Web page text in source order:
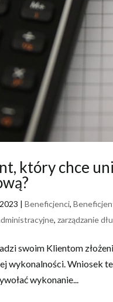
który chce
|Beneficjenci,
,zarządzanie
swoim Klientom
wykonalności. Wniosek
wykonanie...